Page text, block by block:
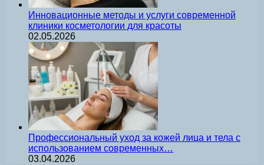
Инновационные методы и услуги современной
клиники косметологии для красоты
02.05.2026
Профессиональный уход за кожей лица и тела с
использованием современных…
03.04.2026